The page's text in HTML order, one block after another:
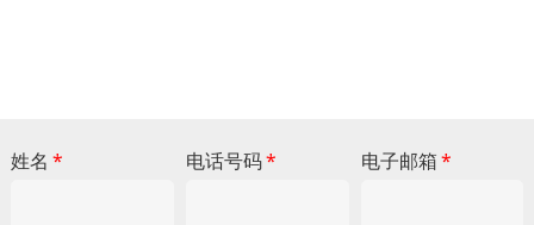
姓名 * 电话号码* 电子邮箱*